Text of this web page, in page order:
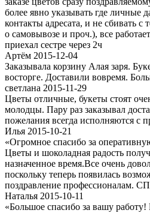
более явно указывать где личные
контакты адресата, и не сбивать
о самовывозе и проч.), все
приехал сестре через 2ч
Артём 2015-12-04
Заказывала корзину Алая заря.
восторге. Доставили вовремя.
светлана 2015-11-29
Цветы отличные, букеты стоят
молодцы. Пару раз заказывал
пожелания всегда исполняются с
Илья 2015-10-21
«Огромное спасибо за
Цветы и шоколадная радость
назначенное время.Все очень
поскольку теперь появилась
поздравление
Наталья 2015-10-11
«Большое спасибо за вашу